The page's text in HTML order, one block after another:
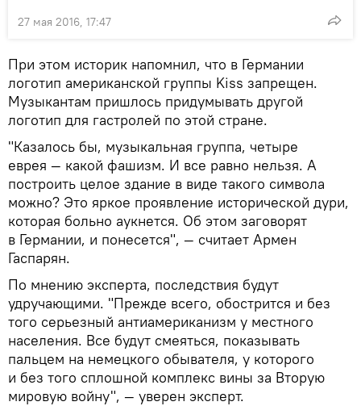
27 мая 2016, 17:47
При этом историк напомнил, что в Германии
логотип американской группы Kiss запрещен.
Музыкантам пришлось придумывать другой
логотип для гастролей по этой стране.
"Казалось бы, музыкальная группа, четыре
еврея — какой фашизм. И все равно нельзя. А
построить целое здание в виде такого символа
можно? Это яркое проявление исторической дури,
которая больно аукнется. Об этом заговорят
в Германии, и понесется", — считает Армен
Гаспарян.
По мнению эксперта, последствия будут
удручающими. "Прежде всего, обострится и без
того серьезный антиамериканизм у местного
населения. Все будут смеяться, показывать
пальцем на немецкого обывателя, у которого
и без того сплошной комплекс вины за Вторую
мировую войну", — уверен эксперт.